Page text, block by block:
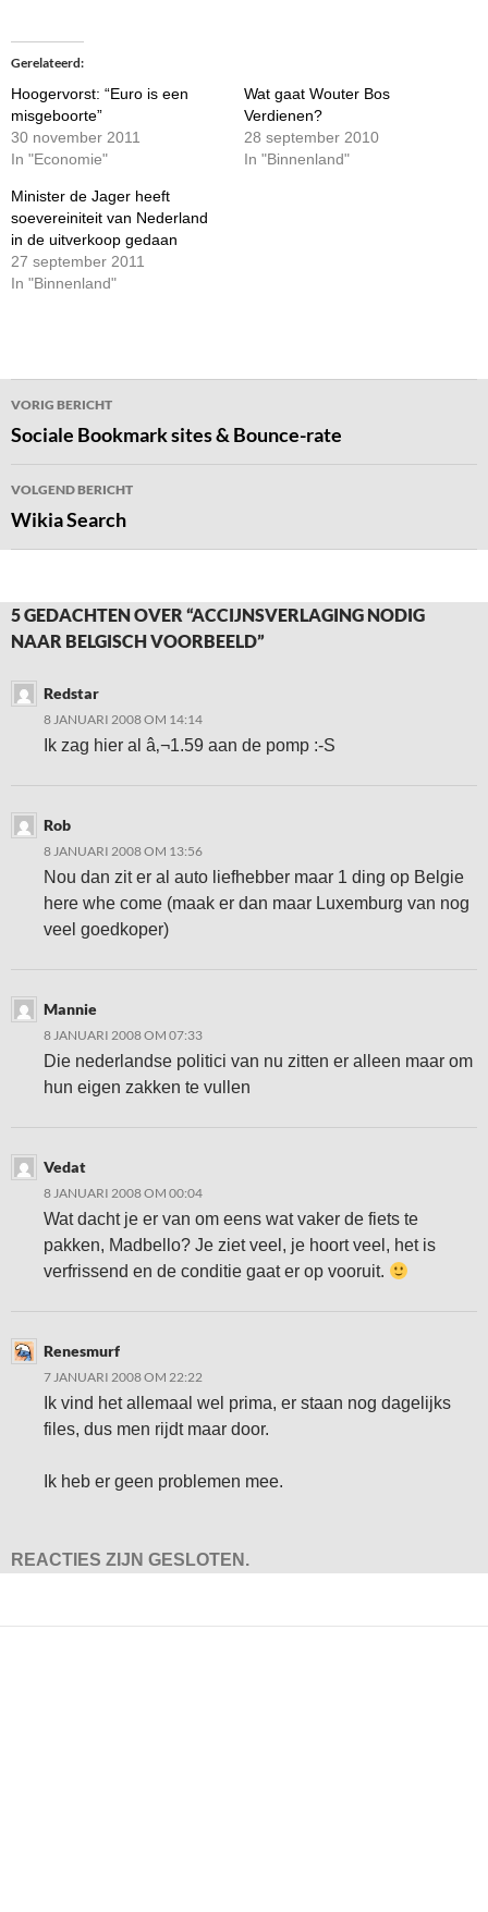
Gerelateerd
Hoogervorst: “Euro is een
misgeboorte”
30 november 2011
In "Economie"
Wat gaat Wouter Bos
Verdienen?
28 september 2010
In "Binnenland"
Minister de Jager heeft
soevereiniteit van Nederland
in de uitverkoop gedaan
27 september 2011
In "Binnenland"
Bericht
navigatie
VORIG BERICHT
Sociale Bookmark sites & Bounce-rate
VOLGEND BERICHT
Wikia Search
5 GEDACHTEN OVER “ACCIJNSVERLAGING NODIG
NAAR BELGISCH VOORBEELD”
Redstar
8 JANUARI 2008 OM 14:14
Ik zag hier al â‚¬1.59 aan de pomp :-S
Rob
8 JANUARI 2008 OM 13:56
Nou dan zit er al auto liefhebber maar 1 ding op Belgie
here whe come (maak er dan maar Luxemburg van nog
veel goedkoper)
Mannie
8 JANUARI 2008 OM 07:33
Die nederlandse politici van nu zitten er alleen maar om
hun eigen zakken te vullen
Vedat
8 JANUARI 2008 OM 00:04
Wat dacht je er van om eens wat vaker de fiets te
pakken, Madbello? Je ziet veel, je hoort veel, het is
verfrissend en de conditie gaat er op vooruit.
Renesmurf
7 JANUARI 2008 OM 22:22
Ik vind het allemaal wel prima, er staan nog dagelijks
files, dus men rijdt maar door.
Ik heb er geen problemen mee.
REACTIES ZIJN GESLOTEN.